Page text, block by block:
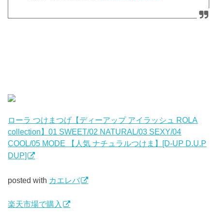
ローラ つけまつげ【ディーアップ アイラッシュ ROLA
collection】01 SWEET/02 NATURAL/03 SEXY/04
COOL/05 MODE 【人気 ナチュラルつけま】[D-UP D.U.P
DUP]
posted with カエレバ
楽天市場で購入